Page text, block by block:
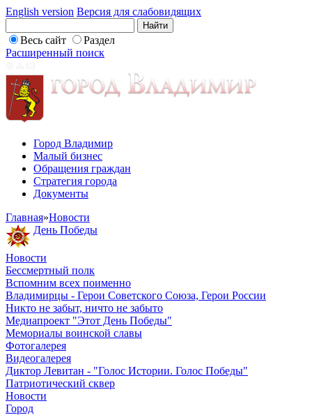
English version Версия для слабовидящих
Весь сайт
Раздел
Расширенный поиск
Город Владимир
Малый бизнес
Обращения граждан
Стратегия города
Документы
Главная»Новости
День Победы
Новости
Бессмертный полк
Вспомним всех поименно
Владимирцы - Герои Советского Союза, Герои России
Никто не забыт, ничто не забыто
Медиапроект "Этот День Победы"
Мемориалы воинской славы
Фотогалерея
Видеогалерея
Диктор Левитан - "Голос Истории. Голос Победы"
Патриотический сквер
Новости
Город